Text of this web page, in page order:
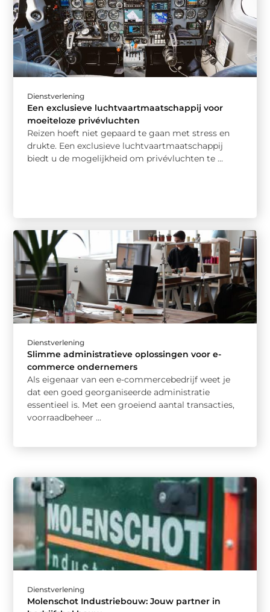
Dienstverlening
Een exclusieve luchtvaartmaatschappij voor
moeiteloze privévluchten
Reizen hoeft niet gepaard te gaan met stress en
drukte. Een exclusieve luchtvaartmaatschappij
biedt u de mogelijkheid om privévluchten te ...
Dienstverlening
Slimme administratieve oplossingen voor e-
commerce ondernemers
Als eigenaar van een e-commercebedrijf weet je
dat een goed georganiseerde administratie
essentieel is. Met een groeiend aantal transacties,
voorraadbeheer ...
Dienstverlening
Molenschot Industriebouw: Jouw partner in